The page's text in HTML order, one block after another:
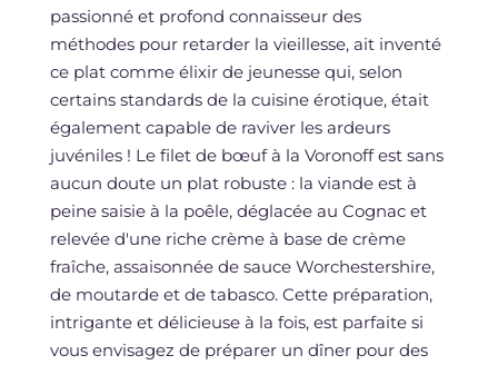
passionné et profond connaisseur des
méthodes pour retarder la vieillesse, ait inventé
ce plat comme élixir de jeunesse qui, selon
certains standards de la cuisine érotique, était
également capable de raviver les ardeurs
juvéniles ! Le filet de bœuf à la Voronoff est sans
aucun doute un plat robuste : la viande est à
peine saisie à la poêle, déglacée au Cognac et
relevée d'une riche crème à base de crème
fraîche, assaisonnée de sauce Worchestershire,
de moutarde et de tabasco. Cette préparation,
intrigante et délicieuse à la fois, est parfaite si
vous envisagez de préparer un dîner pour des